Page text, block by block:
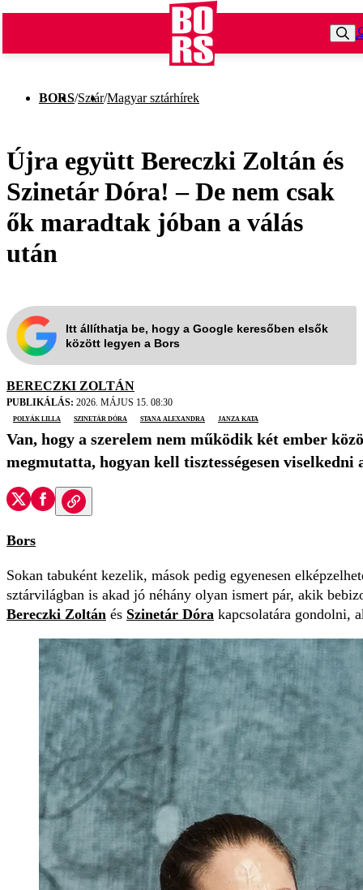
BORS/Sztár/Magyar sztárhírek
Újra együtt Bereczki Zoltán és
Szinetár Dóra! – De nem csak
ők maradtak jóban a válás
után
Itt állíthatja be, hogy a Google keresőben elsők
között legyen a Bors
BERECZKI ZOLTÁN
PUBLIKÁLÁS: 2026. MÁJUS 15. 08:30
polyák lilla
Szinetár Dóra Stana Alexandra Janza Kata
Van, hogy a szerelem nem működik két ember
megmutatta, hogyan kell tisztességesen
Bors
Sokan tabuként kezelik, mások pedig egyenesen
sztárvilágban is akad jó néhány olyan ismert pár, akik
Bereczki Zoltán és Szinetár Dóra kapcsolatára gondolni,